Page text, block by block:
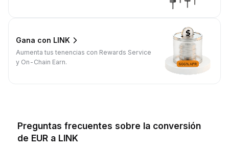
Gana con LINK
Aumenta tus tenencias con Rewards Service
y On-Chain Earn.
Preguntas frecuentes sobre la conversión
de EUR a LINK